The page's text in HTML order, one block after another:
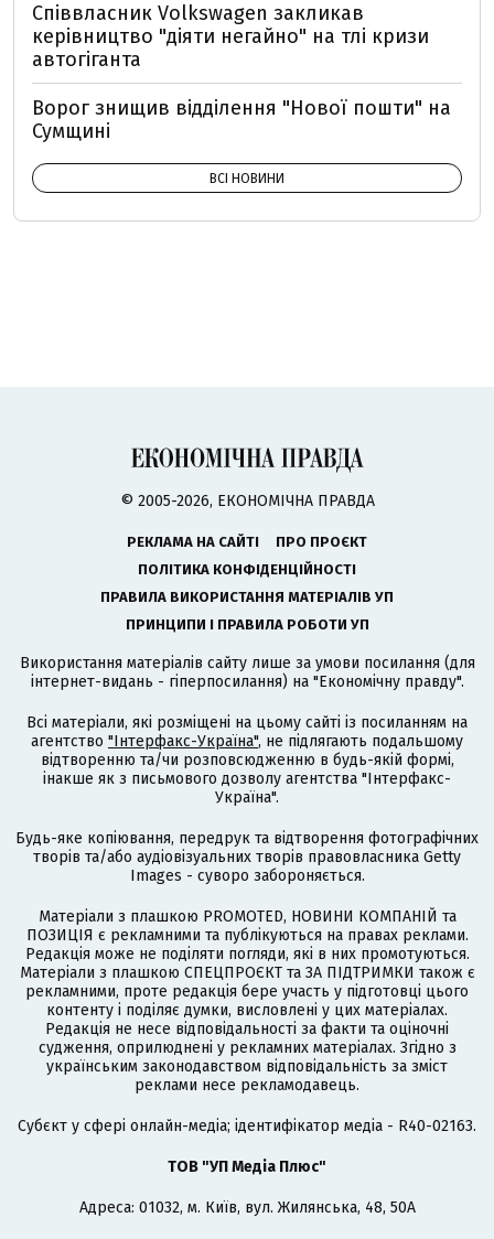
Співвласник Volkswagen закликав
керівництво "діяти негайно" на тлі кризи
автогіганта
Ворог знищив відділення "Нової пошти" на
Сумщині
ВСІ НОВИНИ
© 2005-2026, ЕКОНОМІЧНА ПРАВДА
РЕКЛАМА НА САЙТІ
ПРО ПРОЄКТ
ПОЛІТИКА КОНФІДЕНЦІЙНОСТІ
ПРАВИЛА ВИКОРИСТАННЯ МАТЕРІАЛІВ УП
ПРИНЦИПИ І ПРАВИЛА РОБОТИ УП
Використання матеріалів сайту лише за умови посилання (для
інтернет-видань - гіперпосилання) на "Економічну правду".
Всі матеріали, які розміщені на цьому сайті із посиланням на
агентство "Інтерфакс-Україна", не підлягають подальшому
відтворенню та/чи розповсюдженню в будь-якій формі,
інакше як з письмового дозволу агентства "Інтерфакс-
Україна".
Будь-яке копіювання, передрук та відтворення фотографічних
творів та/або аудіовізуальних творів правовласника Getty
Images - суворо забороняється.
Матеріали з плашкою PROMOTED, НОВИНИ КОМПАНІЙ та
ПОЗИЦІЯ є рекламними та публікуються на правах реклами.
Редакція може не поділяти погляди, які в них промотуються.
Матеріали з плашкою СПЕЦПРОЄКТ та ЗА ПІДТРИМКИ також є
рекламними, проте редакція бере участь у підготовці цього
контенту і поділяє думки, висловлені у цих матеріалах.
Редакція не несе відповідальності за факти та оціночні
судження, оприлюднені у рекламних матеріалах. Згідно з
українським законодавством відповідальність за зміст
реклами несе рекламодавець.
Cубєкт у сфері онлайн-медіа; ідентифікатор медіа - R40-02163.
ТОВ "УП Медіа Плюс"
Адреса: 01032, м. Київ, вул. Жилянська, 48, 50А